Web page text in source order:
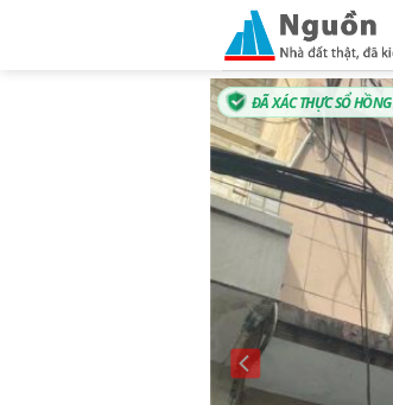
ĐÃ XÁC THỰC SỔ HỒNG